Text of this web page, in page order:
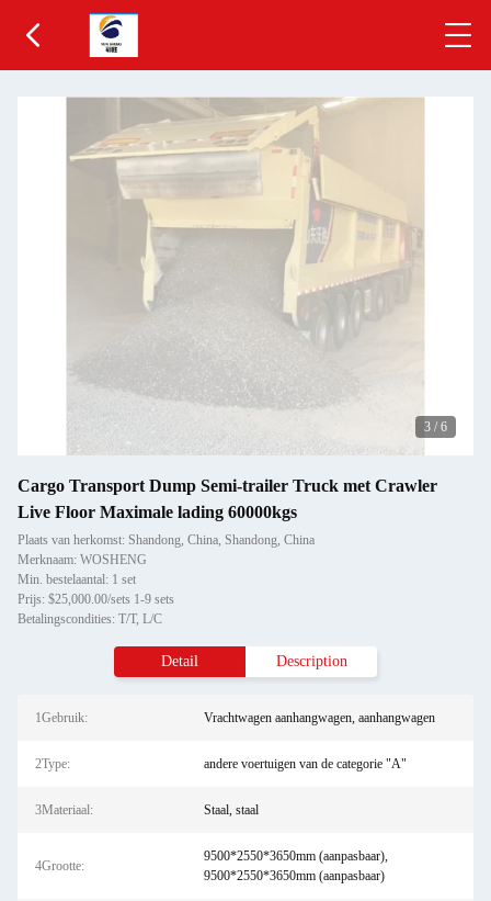
3 / 6
Cargo Transport Dump Semi-trailer Truck met Crawler
Live Floor Maximale lading 60000kgs
Plaats van herkomst: Shandong, China, Shandong, China
Merknaam: WOSHENG
Min. bestelaantal: 1 set
Prijs: $25,000.00/sets 1-9 sets
Betalingscondities: T/T, L/C
Detail Description
1Gebruik: Vrachtwagen aanhangwagen, aanhangwagen
2Type: andere voertuigen van de categorie "A"
3Materiaal: Staal, staal
4Grootte:
9500*2550*3650mm (aanpasbaar),
9500*2550*3650mm (aanpasbaar)